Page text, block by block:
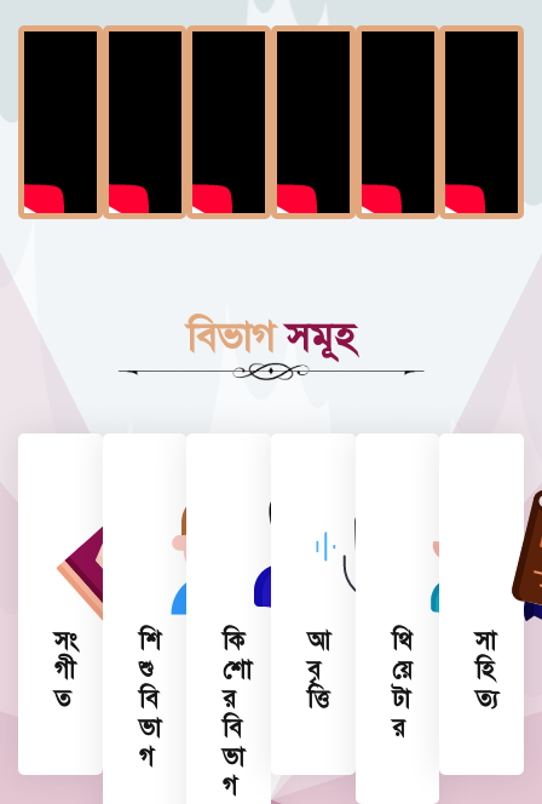
বিভাগ সমূহ
সং
গী
ত
শি
শু
বি
ভা
গ
কি
শো
র
বি
ভা
গ
আ
বৃ
ত্তি
থি
য়ে
টা
র
সা
হি
ত্য